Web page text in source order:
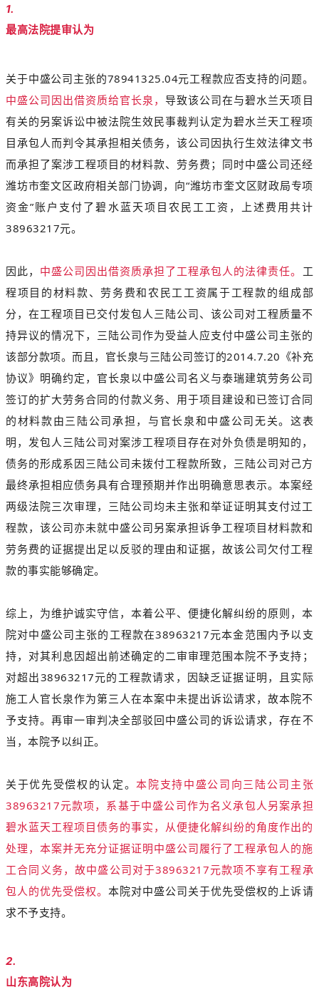
1.
最高法院提审认为
关于中盛公司主张的78941325.04元工程款应否支持的问题。
中盛公司因出借资质给官长泉， 导致该公司在与碧水兰天项目
有关的另案诉讼中被法院生效民事裁判认定为碧水兰天工程项
目承包人而判令其承担相关债务，该公司因执行生效法律文书
而承担了案涉工程项目的材料款、劳务费；同时中盛公司还经
潍坊市奎文区政府相关部门协调，向“潍坊市奎文区财政局专项
资金”账户支付了碧水蓝天项目农民工工资，上述费用共计
38963217元。
因此， 中盛公司因出借资质承担了工程承包人的法律责任。 工
程项目的材料款、劳务费和农民工工资属于工程款的组成部
分，在工程项目已交付发包人三陆公司、该公司对工程质量不
持异议的情况下，三陆公司作为受益人应支付中盛公司主张的
该部分款项。而且，官长泉与三陆公司签订的2014.7.20《补充
协议》明确约定，官长泉以中盛公司名义与泰瑞建筑劳务公司
签订的扩大劳务合同的付款义务、用于项目建设和已签订合同
的材料款由三陆公司承担，与官长泉和中盛公司无关。这表
明，发包人三陆公司对案涉工程项目存在对外负债是明知的，
债务的形成系因三陆公司未拨付工程款所致，三陆公司对己方
最终承担相应债务具有合理预期并作出明确意思表示。本案经
两级法院三次审理，三陆公司均未主张和举证证明其支付过工
程款，该公司亦未就中盛公司另案承担诉争工程项目材料款和
劳务费的证据提出足以反驳的理由和证据，故该公司欠付工程
款的事实能够确定。
综上，为维护诚实守信，本着公平、便捷化解纠纷的原则，本
院对中盛公司主张的工程款在38963217元本金范围内予以支
持，对其利息因超出前述确定的二审审理范围本院不予支持 ；
对超出38963217元的工程款请求，因缺乏证据证明，且实际
施工人官长泉作为第三人在本案中未提出诉讼请求，故本院不
予支持。再审一审判决全部驳回中盛公司的诉讼请求，存在不
当，本院予以纠正。
关于优先受偿权的认定。本院支持中盛公司向三陆公司主张
38963217元款项，系基于中盛公司作为名义承包人另案承担
碧水蓝天工程项目债务的事实，从便捷化解纠纷的角度作出的
处理，本案并无充分证据证明中盛公司履行了工程承包人的施
工合同义务，故中盛公司对于38963217元款项不享有工程承
包人的优先受偿权。本院对中盛公司关于优先受偿权的上诉请
求不予支持。
2.
山东高院认为